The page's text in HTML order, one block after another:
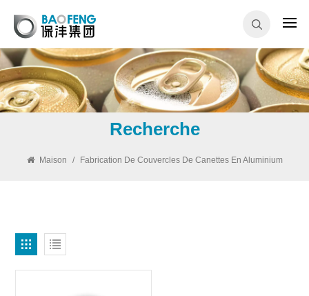
Recherche
Maison / Fabrication De Couvercles De Canettes En Aluminium